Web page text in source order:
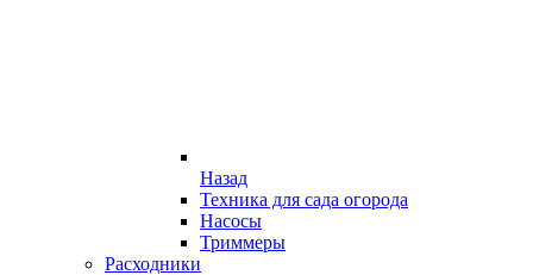
Назад
Техника для сада огорода
Насосы
Триммеры
Расходники